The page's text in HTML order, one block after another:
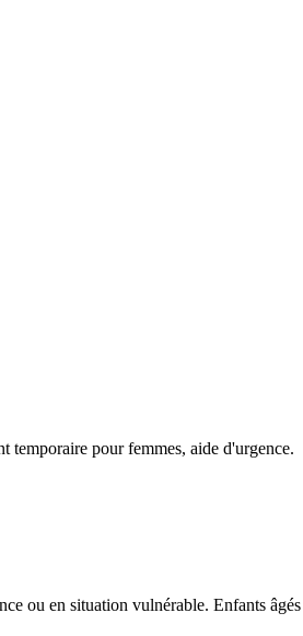
temporaire pour femmes, aide d'urgence.
ou en situation vulnérable. Enfants